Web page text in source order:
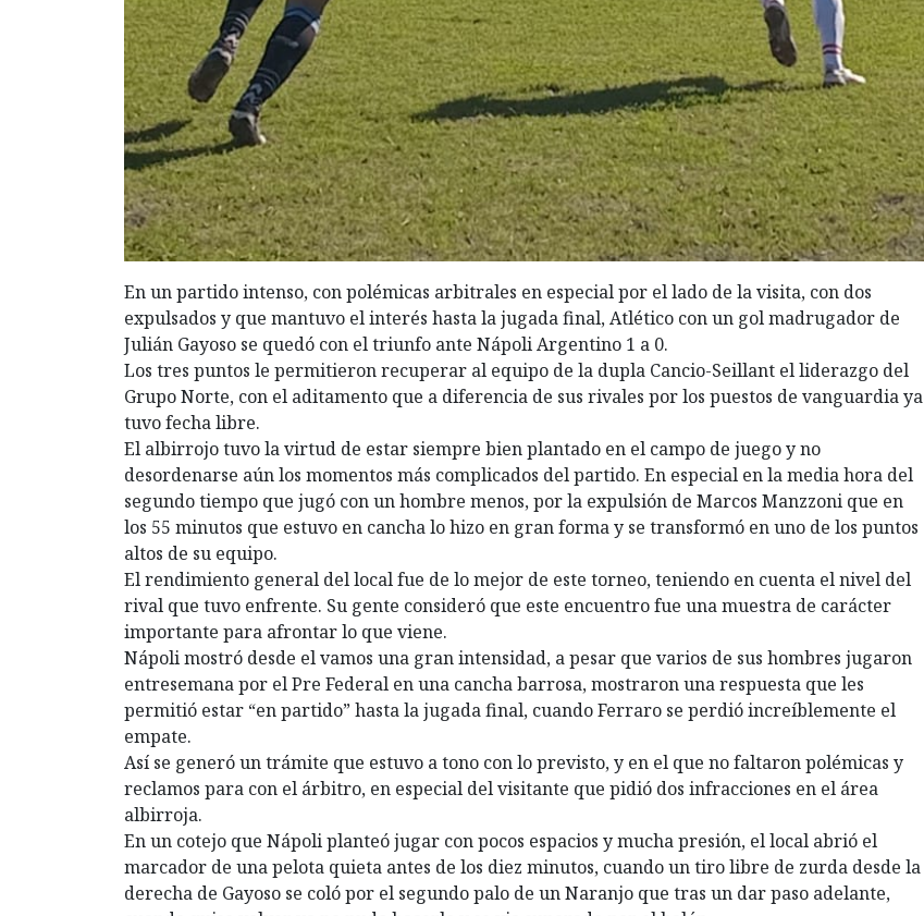
En un partido intenso, con polémicas arbitrales en especial por el lado de la visita, con dos
expulsados y que mantuvo el interés hasta la jugada final, Atlético con un gol madrugador de
Julián Gayoso se quedó con el triunfo ante Nápoli Argentino 1 a 0.
Los tres puntos le permitieron recuperar al equipo de la dupla Cancio-Seillant el liderazgo del
Grupo Norte, con el aditamento que a diferencia de sus rivales por los puestos de vanguardia ya
tuvo fecha libre.
El albirrojo tuvo la virtud de estar siempre bien plantado en el campo de juego y no
desordenarse aún los momentos más complicados del partido. En especial en la media hora del
segundo tiempo que jugó con un hombre menos, por la expulsión de Marcos Manzzoni que en
los 55 minutos que estuvo en cancha lo hizo en gran forma y se transformó en uno de los puntos
altos de su equipo.
El rendimiento general del local fue de lo mejor de este torneo, teniendo en cuenta el nivel del
rival que tuvo enfrente. Su gente consideró que este encuentro fue una muestra de carácter
importante para afrontar lo que viene.
Nápoli mostró desde el vamos una gran intensidad, a pesar que varios de sus hombres jugaron
entresemana por el Pre Federal en una cancha barrosa, mostraron una respuesta que les
permitió estar “en partido” hasta la jugada final, cuando Ferraro se perdió increíblemente el
empate.
Así se generó un trámite que estuvo a tono con lo previsto, y en el que no faltaron polémicas y
reclamos para con el árbitro, en especial del visitante que pidió dos infracciones en el área
albirroja.
En un cotejo que Nápoli planteó jugar con pocos espacios y mucha presión, el local abrió el
marcador de una pelota quieta antes de los diez minutos, cuando un tiro libre de zurda desde la
derecha de Gayoso se coló por el segundo palo de un Naranjo que tras un dar paso adelante,